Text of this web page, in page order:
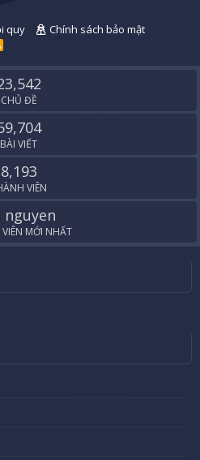
quy
Chính sách bảo mật
R
S
CHỦ ĐỀ
BÀI VIẾT
8,193
VIÊN
nguyen
MỚI NHẤT